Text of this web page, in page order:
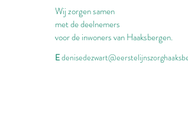
Wij zorgen samen
met de deelnemers
voor de inwoners van Haaksbergen.
E